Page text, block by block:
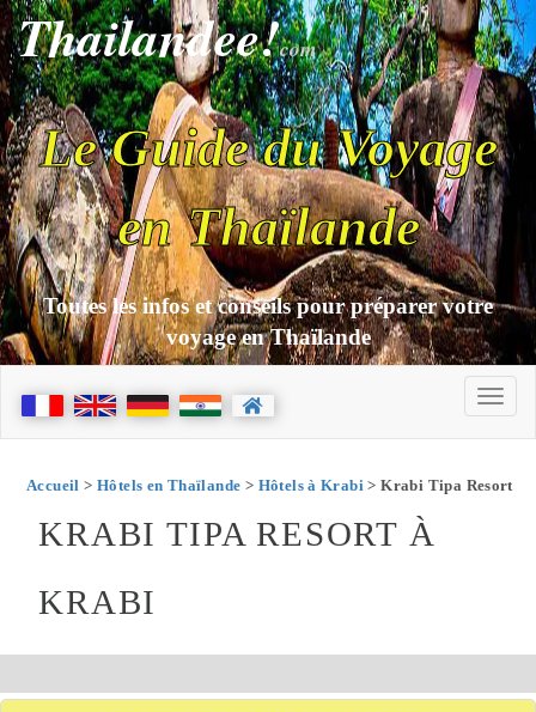
Thailandee!com
Le Guide du Voyage
en Thaïlande
Toutes les infos et conseils pour préparer votre
voyage en Thaïlande
Accueil > Hôtels en Thaïlande > Hôtels à Krabi > Krabi Tipa Resort
KRABI TIPA RESORT À
KRABI